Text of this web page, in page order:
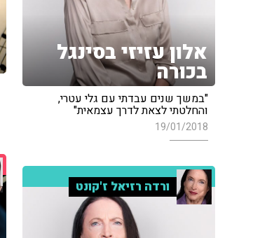
אלון עזיזי בסינגל
בכורה
"במשך שנים עבדתי עם גלי עטרי,
והחלטתי לצאת לדרך עצמאית"
19/01/2018
ורדה רזיאל ז'קונט